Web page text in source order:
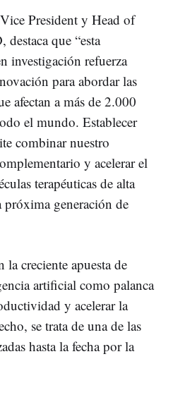
President y Head of
que “esta
investigación refuerza
para abordar las
afectan a más de 2.000
el mundo. Establecer
combinar nuestro
y acelerar el
terapéuticas de alta
generación de
la creciente apuesta de
artificial como palanca
y acelerar la
se trata de una de las
hasta la fecha por la